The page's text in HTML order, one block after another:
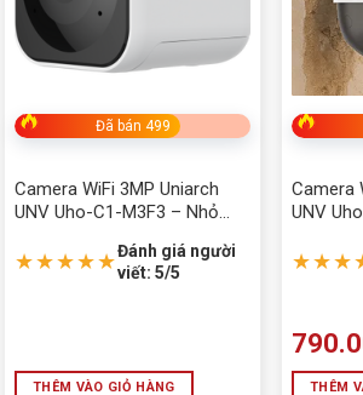
CASE - NGUỒN MỚI
chi phí thi công
CPU - BỘ XỬ LÝ
DÂY MẠNG
Di chuyển
Đã bán 499
Camera WiFi 3MP Uniarch
UNV Uho-C1-M3F3 – Nhỏ
hiện người & thú cưng
★★★★★Đánh giá người
viết: 5/5
THÊM VÀO GIỎ HÀNG
Camera
UNV
Chiều,
THÊM